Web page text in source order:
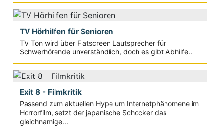
TV Hörhilfen für Senioren
TV Ton wird über Flatscreen Lautsprecher für
Schwerhörende unverständlich, doch es gibt Abhilfe...
Exit 8 - Filmkritik
Passend zum aktuellen Hype um Internetphänomene im
Horrorfilm, setzt der japanische Schocker das
gleichnamige...